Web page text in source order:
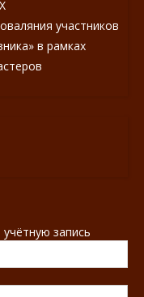
участников
в рамках
запись